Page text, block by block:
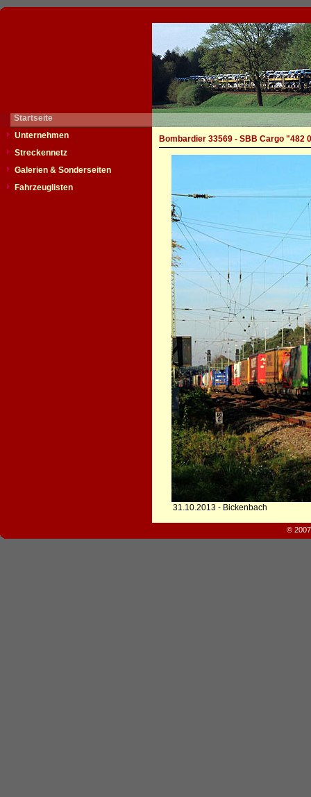
Startseite
Unternehmen
Streckennetz
Galerien & Sonderseiten
Fahrzeuglisten
Bombardier 33569 - SBB Cargo "482
31.10.2013 - Bickenbach
©